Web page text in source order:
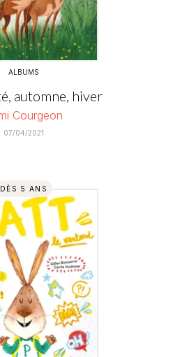
ALBUMS
automne, hiver
Courgeon
07/04/2021
DÈS 5 ANS